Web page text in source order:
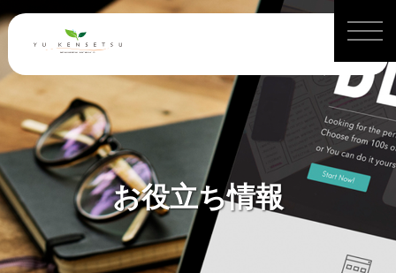
お役立ち情報